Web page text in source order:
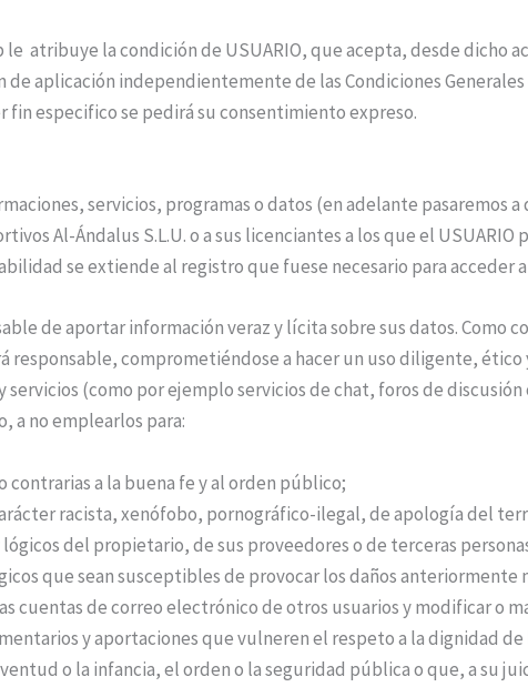
atribuye la condición de USUARIO, que acepta, desde dicho
de aplicación independientemente de las Condiciones
especifico se pedirá su consentimiento expreso.
servicios, programas o datos (en adelante pasaremos
Al-Ándalus S.L.U. o a sus licenciantes a los que el
se extiende al registro que fuese necesario para acceder
de aportar información veraz y lícita sobre sus datos. Como
responsable, comprometiéndose a hacer un uso diligente, ético
servicios (como por ejemplo servicios de chat, foros de
a no emplearlos para:
a la buena fe y al orden público;
racista, xenófobo, pornográfico-ilegal, de apología del
lógicos del propietario, de sus proveedores o de terceras
que sean susceptibles de provocar los daños anteriormente
cuentas de correo electrónico de otros usuarios y modificar o
y aportaciones que vulneren el respeto a la dignidad
o la infancia, el orden o la seguridad pública o que, a su